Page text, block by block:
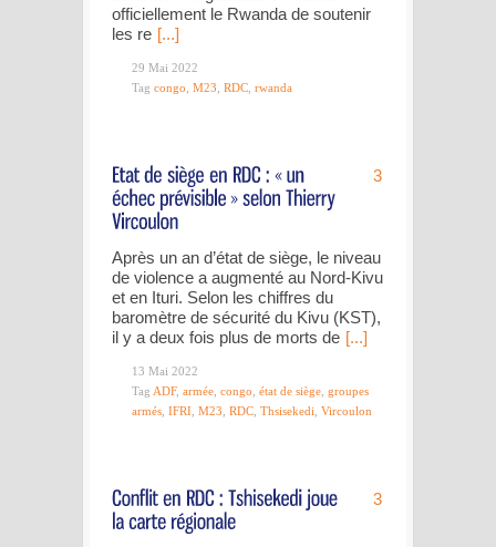
officiellement le Rwanda de soutenir
les re [...]
29 Mai 2022
Tag congo, M23, RDC, rwanda
3
Après un an d’état de siège, le niveau
de violence a augmenté au Nord-Kivu
et en Ituri. Selon les chiffres du
baromètre de sécurité du Kivu (KST),
il y a deux fois plus de morts de [...]
13 Mai 2022
Tag ADF, armée, congo, état de siège, groupes
armés, IFRI, M23, RDC, Thsisekedi, Vircoulon
3